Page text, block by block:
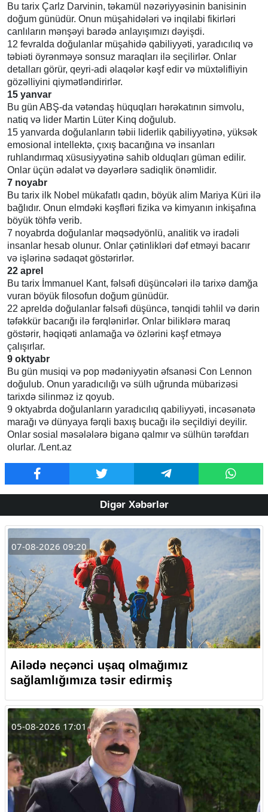
Bu tarix Çarlz Darvinin, təkamül nəzəriyyəsinin banisinin
doğum günüdür. Onun müşahidələri və inqilabi fikirləri
canlıların mənşəyi barədə anlayışımızı dəyişdi.
12 fevralda doğulanlar müşahidə qabiliyyəti, yaradıcılıq və
təbiəti öyrənməyə sonsuz maraqları ilə seçilirlər. Onlar
detalları görür, qeyri-adi əlaqələr kəşf edir və müxtəlifliyin
gözəlliyini qiymətləndirirlər.
15 yanvar
Bu gün ABŞ-da vətəndaş hüquqları hərəkatının simvolu,
natiq və lider Martin Lüter Kinq doğulub.
15 yanvarda doğulanların təbii liderlik qabiliyyətinə, yüksək
emosional intellektə, çıxış bacarığına və insanları
ruhlandırmaq xüsusiyyətinə sahib olduqları güman edilir.
Onlar üçün ədalət və dəyərlərə sadiqlik önəmlidir.
7 noyabr
Bu tarix ilk Nobel mükafatlı qadın, böyük alim Mariya Küri ilə
bağlıdır. Onun elmdəki kəşfləri fizika və kimyanın inkişafına
böyük töhfə verib.
7 noyabrda doğulanlar məqsədyönlü, analitik və iradəli
insanlar hesab olunur. Onlar çətinlikləri dəf etməyi bacarır
və işlərinə sədaqət göstərirlər.
22 aprel
Bu tarix İmmanuel Kant, fəlsəfi düşüncələri ilə tarixə damğa
vuran böyük filosofun doğum günüdür.
22 apreldə doğulanlar fəlsəfi düşüncə, tənqidi təhlil və dərin
təfəkkür bacarığı ilə fərqlənirlər. Onlar biliklərə maraq
göstərir, həqiqəti anlamağa və özlərini kəşf etməyə
çalışırlar.
9 oktyabr
Bu gün musiqi və pop mədəniyyətin əfsanəsi Con Lennon
doğulub. Onun yaradıcılığı və sülh uğrunda mübarizəsi
tarixdə silinməz iz qoyub.
9 oktyabrda doğulanların yaradıcılıq qabiliyyəti, incəsənətə
marağı və dünyaya fərqli baxış bucağı ilə seçildiyi deyilir.
Onlar sosial məsələlərə biganə qalmır və sülhün tərəfdarı
olurlar. /Lent.az
Digər Xəbərlər
07-08-2026 09:20
Ailədə neçənci uşaq olmağımız
sağlamlığımıza təsir edirmiş
05-08-2026 17:01